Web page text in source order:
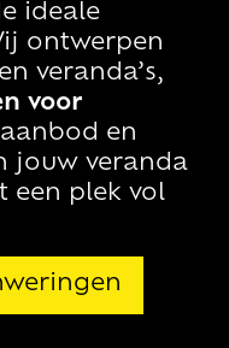
ideale
ontwerpen
veranda’s,
voor
en
jouw veranda
een plek vol